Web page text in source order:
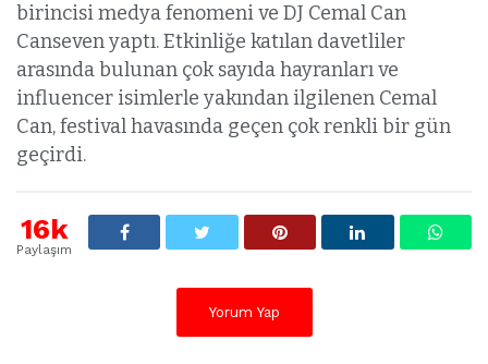
birincisi medya fenomeni ve DJ Cemal Can
Canseven yaptı. Etkinliğe katılan davetliler
arasında bulunan çok sayıda hayranları ve
influencer isimlerle yakından ilgilenen Cemal
Can, festival havasında geçen çok renkli bir gün
geçirdi.
16k
Paylaşım
Yorum Yap